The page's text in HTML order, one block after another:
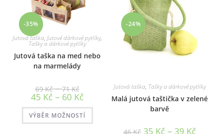
-35%
Jutová taška, Jutové dárkové pytlíky,
Tašky a dárkové pytlíky
Jutová taška na med nebo
na marmelády
69Kč – 71KčRozpětí
cen:
69 Kč
až
71 Kč
45 Kč – 60 KčRozpětí
cen:
45 Kč
až
60 Kč
VÝBĚR MOŽNOSTÍ
Tento
má
-24%
Jutová taška, Tašky a dárkové pytlíky
Malá jutová taštička v zelené
barvě
46Kč 35 Kč – 39 Kč